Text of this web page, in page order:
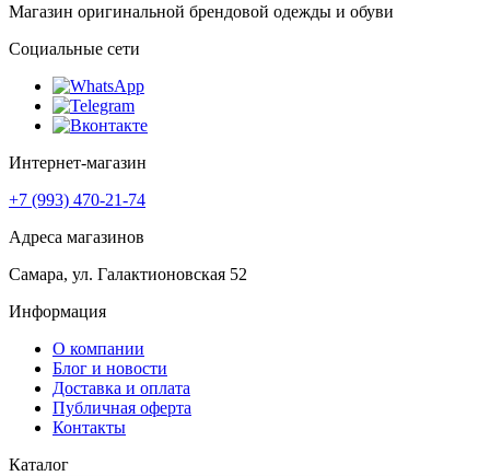
Магазин оригинальной брендовой одежды и обуви
Социальные сети
Интернет-магазин
+7 (993) 470-21-74
Адреса магазинов
Самара, ул. Галактионовская 52
Информация
О компании
Блог и новости
Доставка и оплата
Публичная оферта
Контакты
Каталог